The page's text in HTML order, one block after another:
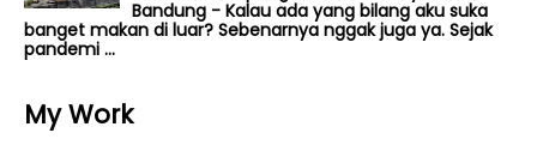
Bandung - Kalau ada yang bilang aku suka
banget makan di luar? Sebenarnya nggak juga ya. Sejak
pandemi ...
My Work